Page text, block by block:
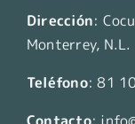
Dirección:
Monterrey, N.L.
Teléfono: 81